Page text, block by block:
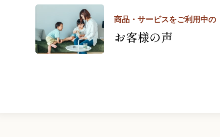
商品・サービスをご利用中の
お客様の声